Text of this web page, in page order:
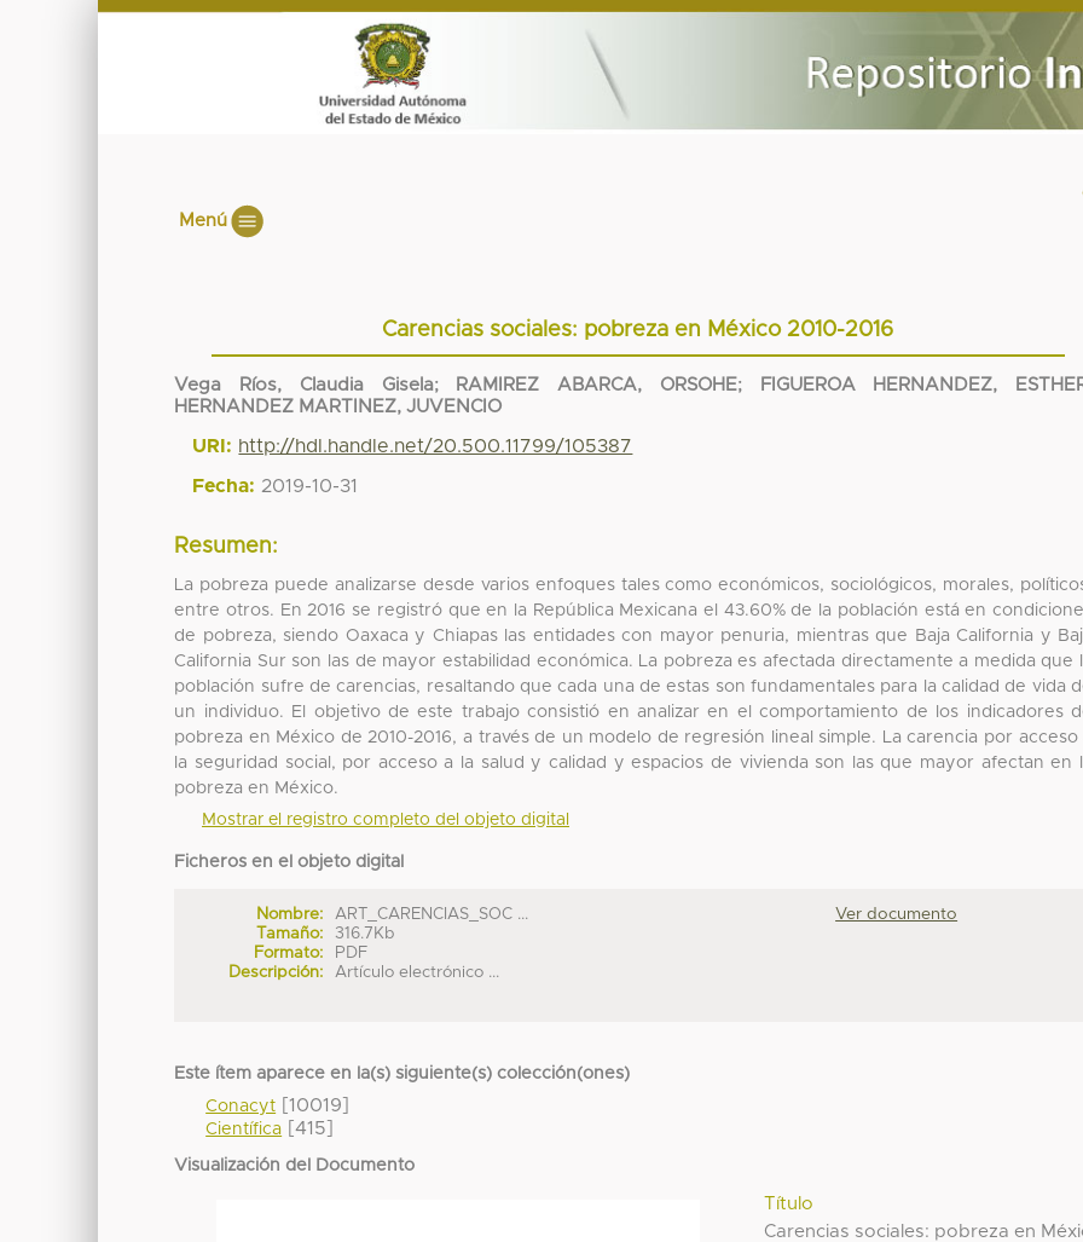
Menú
Carencias sociales: pobreza en México 2010-2016
Vega Ríos, Claudia Gisela; RAMIREZ ABARCA, ORSOHE; FIGUEROA HERNANDEZ,
HERNANDEZ MARTINEZ, JUVENCIO
URI: http://hdl.handle.net/20.500.11799/105387
Fecha: 2019-10-31
Resumen:
La pobreza puede analizarse desde varios enfoques tales como económicos, sociológicos, morales,
entre otros. En 2016 se registró que en la República Mexicana el 43.60% de la población está en
de pobreza, siendo Oaxaca y Chiapas las entidades con mayor penuria, mientras que Baja California y
California Sur son las de mayor estabilidad económica. La pobreza es afectada directamente a medida que
población sufre de carencias, resaltando que cada una de estas son fundamentales para la calidad de vida
un individuo. El objetivo de este trabajo consistió en analizar en el comportamiento de los indicadores
pobreza en México de 2010-2016, a través de un modelo de regresión lineal simple. La carencia por acceso
la seguridad social, por acceso a la salud y calidad y espacios de vivienda son las que mayor afectan en
pobreza en México.
Mostrar el registro completo del objeto digital
Ficheros en el objeto digital
Nombre:
ART_CARENCIAS_SOC ...
Tamaño:
316.7Kb
Formato:
PDF
Descripción:
Artículo electrónico ...
Ver documento
Este ítem aparece en la(s) siguiente(s) colección(ones)
Conacyt [10019]
Científica [415]
Visualización del Documento
Título
Carencias sociales: pobreza en